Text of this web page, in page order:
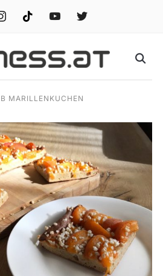
tiktok youtube twitter
MARILLENKUCHEN